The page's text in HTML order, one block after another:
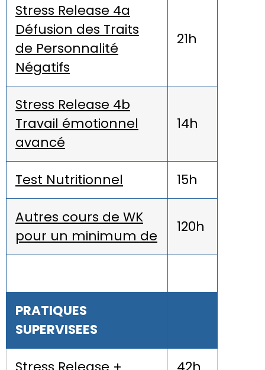
Stress Release 4a
Défusion des Traits
de Personnalité
Négatifs
21h
Stress Release 4b
Travail émotionnel
avancé
14h
Test Nutritionnel 15h
Autres cours de WK
pour un minimum de
120h
PRATIQUES
SUPERVISEES